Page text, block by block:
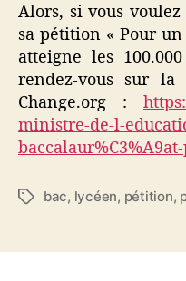
Alors, si vous
sa pétition « Pour
atteigne les
rendez-vous sur
Change.org :
ministre-de-l-
Étiquettes
bac, lycéen, pétition,